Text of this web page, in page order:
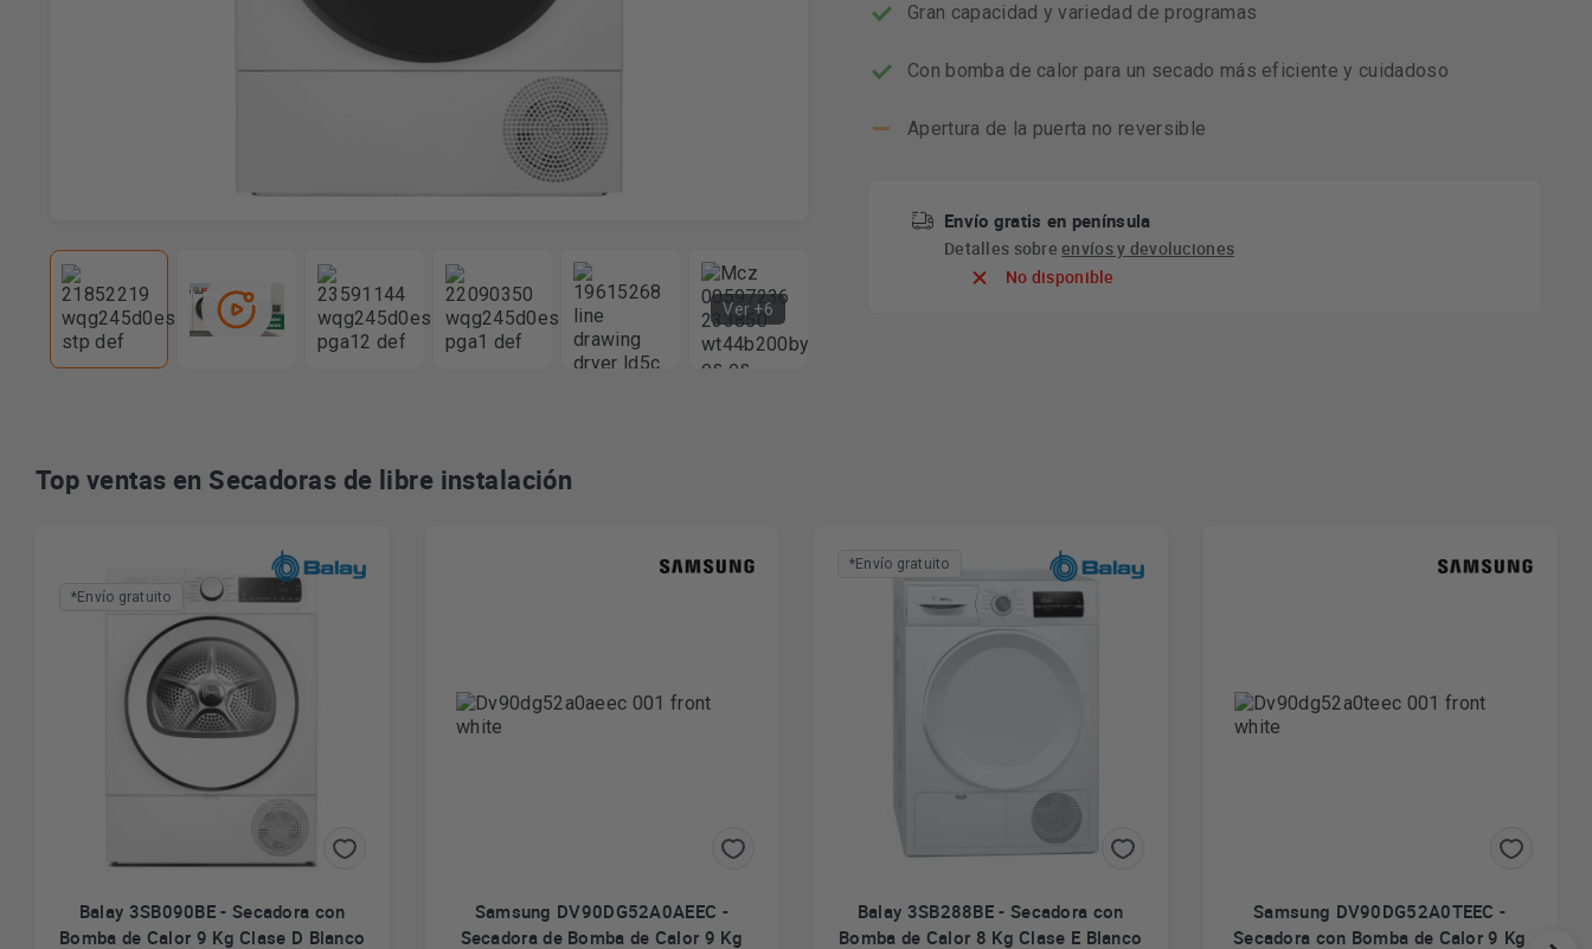
Ver +6
Gran capacidad y variedad de programas
Con bomba de calor para un secado más eficiente y cuidadoso
Apertura de la puerta no reversible
Envío gratis en península
Detalles sobreenvíos y devoluciones
No disponible
Top ventas en Secadoras de libre instalación
*Envío gratuito
Balay 3SB090BE - Secadora con
Bomba de Calor 9 Kg Clase D Blanco
Samsung DV90DG52A0AEEC -
Secadora de Bomba de Calor 9 Kg
*Envío gratuito
Balay 3SB288BE - Secadora con
Bomba de Calor 8 Kg Clase E Blanco
Samsung DV90DG52A0TEEC -
Secadora con Bomba de Calor 9 Kg